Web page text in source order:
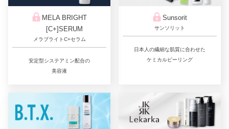
MELA BRIGHT
[C+]SERUM
メラブライトC+セラム
安定型システアミン配合の
美容液
Sunsorit
サンソリット
日本人の繊細な肌質に合わせた
ケミカルピーリング